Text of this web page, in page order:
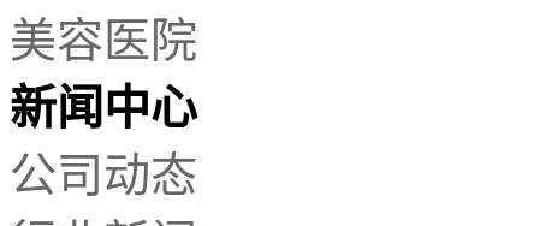
在焊接操作中经常会产生一些有
毒的...
A 自动焊锡技术已经成为了电子流趋
美容医院
新闻中心
公司动态